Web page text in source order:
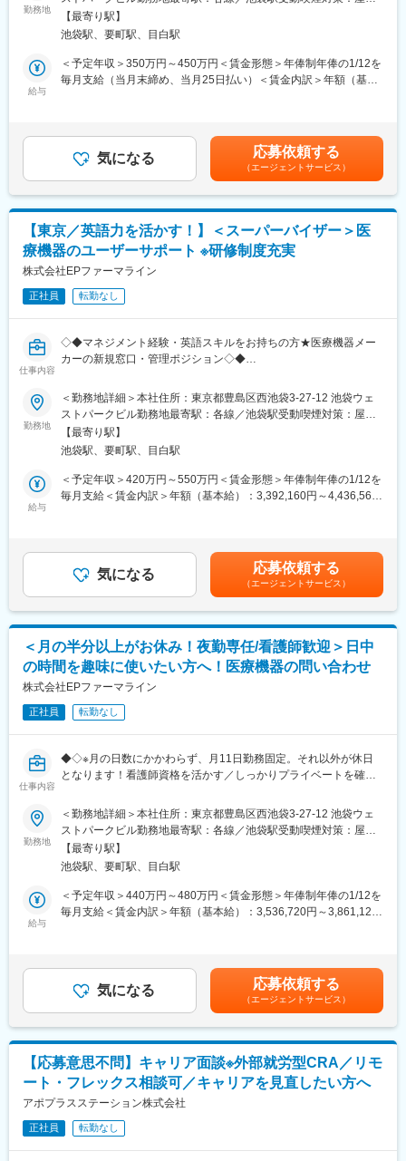
RD（CRO）と統合し2017年4月より新生アポプラスステーション
として始動しております。
■人のキャリアに向き合う会社：
ご自身の「将来こうなりたい！この経験を積みたい！」という気
持ちに向き合う会社です。キャリア形成に熱い営業担当がいる為
せる場所で行う為相談もしやすい工夫をしています。
薬・医療・ヘルスケア領域の事業を支える重要な役割として、オ
フィス内やコールセンターのITインフラ環境を安定的に運用しつ
つ、システム更新や設備刷新、クラウド化など今後のIT戦略にも
積極的に関わっていただきます。
■業務詳細
・PCセットアップや修正パッチ管理
・ネットワーク機器やサーバー（オンプレミス）の設置・保守・
メンテナンス
・社内申請やヘルプデスク対応（社員からのIT関連問い合わせ窓
ーバークラウド化への参画
■組織構成
験に応じて段階的に業務の幅を広げ、将来的にはIT部門の中核を
担う人材へと成長可能
■業務の魅力
・エンドユーザーが当社社員であり、社内SEとして高い貢献度を
・オフィス内のIT担当として責任裁量も大きくやりがいが高い
・残業は月20時間平均程度で働きやすい環境
※年数回 休日出勤の可能性あり（社内工事、法定停電対応など）
OJTを中心とした実践的な教育、段階的な業務習得支援
■キャリアパス
IT基盤運用から企画・プロジェクト管理やマネジメントなど幅広
く業務に携わっていただく想定です。
変更の範囲：会社の定める業務
勤務地
全面禁煙変更の範囲：会社の定める事業所
【最寄り駅】
池袋駅、要町駅、目白駅
給与
＜予定年収＞350万円～450万円＜賃金形態＞年俸制年俸の1/12を
毎月支給（当月末締め、当月25日払い）＜賃金内訳＞年額（基本
律手当を含む）＜昇給有無＞有＜残業手当＞有＜給与補足＞年俸
以外に決算賞与が年1回支給あり（会社業績による）賃金はあくま
でも目安の金額であり、選考を通じて上下する可能性がありま
す。月給(月額)は固定手当を含めた表記です。
気になる 応募依頼する
（エージェントサービス）
【東京／英語力を活かす！】＜スーパーバイザー＞医
療機器のユーザーサポート ※研修制度充実
株式会社EPファーマライン
正社員 転勤なし
仕事内容
◇◆マネジメント経験・英語スキルをお持ちの方★医療機器メー
カーの新規窓口・管理ポジション◇◆
■求人概要：
糖尿病患者向けの血糖測定器に関する問い合わせ窓口にて、スー
パーバイザー（SV）もしくはサブスーパーバイザー（SSV）とし
てご活躍いただける方を募集します。今年立ち上げたばかりの窓
口で、よりクライアントと連携できる体制を構築するための採用
です。外資系企業であるクライアントとのやり取りを主軸となっ
て行い、ほかのSVとも連携し、チームのマネジメントを担ってい
ただくポジションです。
人数：10～15名程度
内訳：SV 4名、コミュニケーター 10名前後
などを行い、チームを運営、管理しています。クライアントの要
望を正確にキャッチアップし、現場の運営に反映するためにどの
ように進めればよいか話し合い、協力しながらマネジメントしま
す。
ポートをお任せします。
・担当製品：糖尿病患者が使用している血糖測定器/4製品
・1日の問い合わせ対応件数：15～20件程度（1件当たり12分程
・問い合わせ相手：患者様や患者様のご家族、医療従事者など
・トラブルシューティングのシステムや資料を確認しながら、問
い合わせ対応を行います。
・問い合わせ対応後には、対応記録の作成を行います。
＜問い合わせ例＞
・機器の使い方、エラーに関する問い合わせ
コールセンター運営のためのクライアントとの会議や、日々のメ
ールのやりとり、提出する報告資料の作成、研修資料の翻訳な
ど、クライアントとのコミュニケーションにおいて英語を使用し
ます。特に週1回のクライアントとの定例会議では業務進捗や運営
の課題について英語で報告、質疑応答もお任せします。
変更の範囲：会社の定める業務
勤務地
＜勤務地詳細＞本社住所：東京都豊島区西池袋3-27-12 池袋ウェ
ストパークビル勤務地最寄駅：各線／池袋駅受動喫煙対策：屋内
全面禁煙変更の範囲：会社の定める事業所
【最寄り駅】
池袋駅、要町駅、目白駅
給与
＜予定年収＞420万円～550万円＜賃金形態＞年俸制年俸の1/12を
毎月支給＜賃金内訳＞年額（基本給）：3,392,160円～4,436,560
＞有＜残業手当＞有＜給与補足＞■昇給：能力評価年1回（目標管
理制度による評価）■決算賞与制度あり：年1回賃金はあくまでも
目安の金額であり、選考を通じて上下する可能性があります。月
給(月額)は固定手当を含めた表記です。
気になる 応募依頼する
（エージェントサービス）
＜月の半分以上がお休み！夜勤専任/看護師歓迎＞日中
の時間を趣味に使いたい方へ！医療機器の問い合わせ
株式会社EPファーマライン
正社員 転勤なし
仕事内容
◆◇※月の日数にかかわらず、月11日勤務固定。それ以外が休日
となります！看護師資格を活かす／しっかりプライベートを確保
ワーク◆◇
■職務内容：
製薬企業や機器メーカーの窓口担当として、医療用デバイスの使
用方法の説明・指導業務を担当していただきます。全国の患者様
やそのご家族様、医療機関からのお電話の問い合わせ対応等をお
願いしています。
※お問合せ例：ペン型注射器（自己注射）などのデバイス操作案
1日の問い合わせ対応件数は7～10件程度です。
メーカーの窓口は10～20ほどあり、様々な領域に関わることがで
き、また業務に付随するマニュアル作成なども行っています。
ションツールを使用し、あらゆる面で患者様をサポートしており
ます。
産休産後休暇取得率100%・育休復帰率95%なので、長期就業が
叶う職場です。
勤務地
＜勤務地詳細＞本社住所：東京都豊島区西池袋3-27-12 池袋ウェ
ストパークビル勤務地最寄駅：各線／池袋駅受動喫煙対策：屋内
全面禁煙変更の範囲：会社の定める事業所
【最寄り駅】
池袋駅、要町駅、目白駅
給与
＜予定年収＞440万円～480万円＜賃金形態＞年俸制年俸の1/12を
毎月支給＜賃金内訳＞年額（基本給）：3,536,720円～3,861,120
＞有＜残業手当＞有＜給与補足＞■昇給：能力評価年1回（目標管
理制度による評価）■決算賞与制度あり：年1回賃金はあくまでも
目安の金額であり、選考を通じて上下する可能性があります。月
給(月額)は固定手当を含めた表記です。
気になる 応募依頼する
（エージェントサービス）
【応募意思不問】キャリア面談※外部就労型CRA／リモ
ート・フレックス相談可／キャリアを見直したい方へ
アポプラスステーション株式会社
正社員 転勤なし